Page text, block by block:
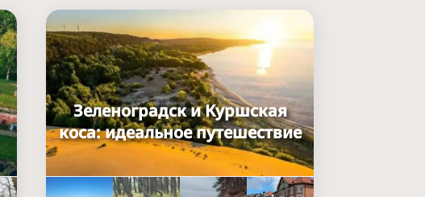
Зеленоградск и Куршская
коса: идеальное путешествие